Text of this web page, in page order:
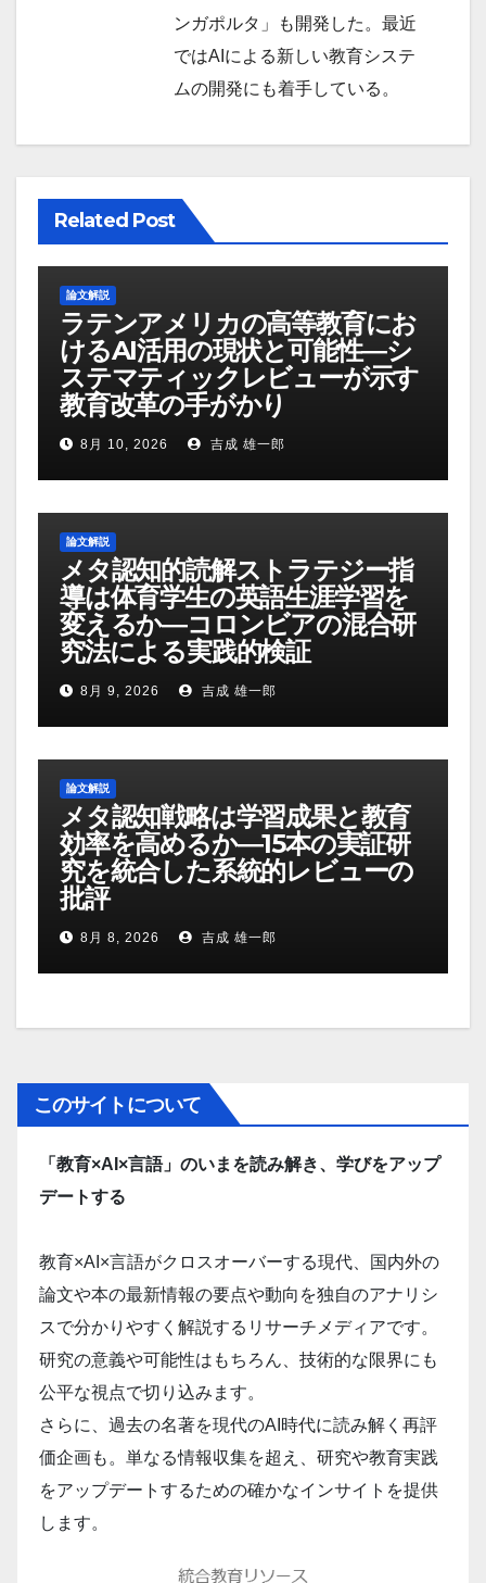
ンガポルタ」も開発した。最近
ではAIによる新しい教育システ
ムの開発にも着手している。
Related Post
論文解説
ラテンアメリカの高等教育にお
けるAI活用の現状と可能性―シ
ステマティックレビューが示す
教育改革の手がかり
8月 10, 2026 吉成 雄一郎
論文解説
メタ認知的読解ストラテジー指
導は体育学生の英語生涯学習を
変えるか―コロンビアの混合研
究法による実践的検証
8月 9, 2026 吉成 雄一郎
論文解説
メタ認知戦略は学習成果と教育
効率を高めるか―15本の実証研
究を統合した系統的レビューの
批評
8月 8, 2026 吉成 雄一郎
このサイトについて
「教育×AI×言語」のいまを読み解き、学びをアップ
デートする
教育×AI×言語がクロスオーバーする現代、国内外の
論文や本の最新情報の要点や動向を独自のアナリシ
スで分かりやすく解説するリサーチメディアです。
研究の意義や可能性はもちろん、技術的な限界にも
公平な視点で切り込みます。
さらに、過去の名著を現代のAI時代に読み解く再評
価企画も。単なる情報収集を超え、研究や教育実践
をアップデートするための確かなインサイトを提供
します。